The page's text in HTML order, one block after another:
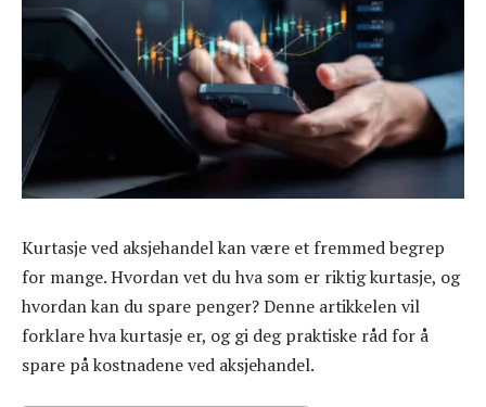
Kurtasje ved aksjehandel kan være et fremmed begrep
for mange. Hvordan vet du hva som er riktig kurtasje, og
hvordan kan du spare penger? Denne artikkelen vil
forklare hva kurtasje er, og gi deg praktiske råd for å
spare på kostnadene ved aksjehandel.